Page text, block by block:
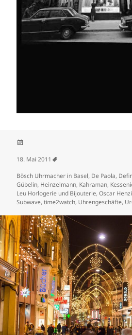
18. Mai 2011
Bösch Uhrmacher in Basel, De Paola,
Gübelin, Heinzelmann, Kahraman,
Leu Horlogerie und Bijouterie,Oscar Henzi
Subwave,time2watch, Uhrengeschäfte,